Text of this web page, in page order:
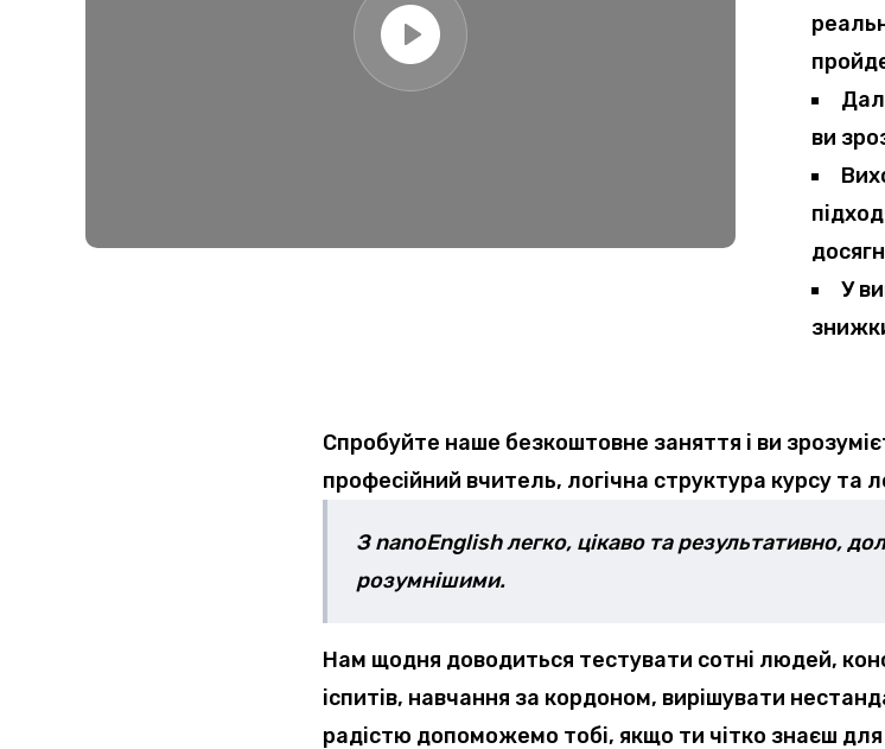
ви
У
Спробуйте наше безкоштовне заняття і ви
професійний вчитель, логічна структура курсу та
З nanoEnglish легко, цікаво та результативно,
розумнішими.
Нам щодня доводиться тестувати сотні людей,
іспитів, навчання за кордоном, вирішувати
радістю допоможемо тобі, якщо ти чітко знаєш для